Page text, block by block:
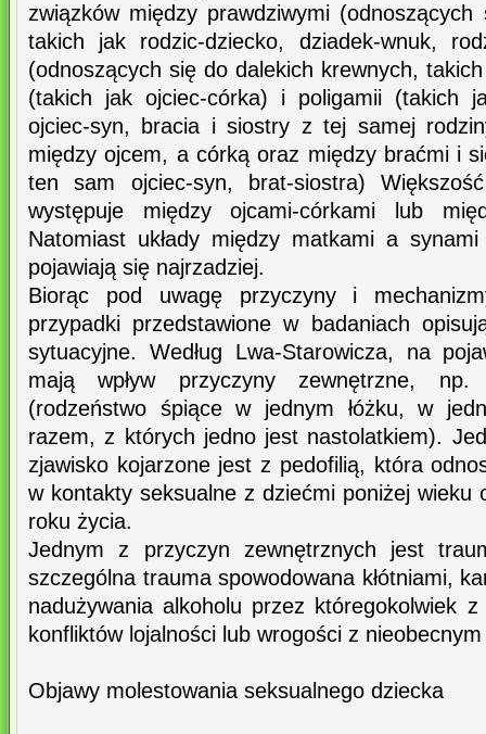
związków między prawdziwymi
takich jak rodzic-dziecko, dziadek-wnuk,
(odnoszących się do dalekich krewnych,
(takich jak ojciec-córka) i poligamii (takich
ojciec-syn, bracia i siostry z tej samej
między ojcem, a córką oraz między braćmi i
ten sam ojciec-syn, brat-siostra)
występuje między ojcami-córkami lub
Natomiast układy między matkami a
pojawiają się najrzadziej.
Biorąc pod uwagę przyczyny i
przypadki przedstawione w badaniach
sytuacyjne. Według Lwa-Starowicza, na
mają wpływ przyczyny zewnętrzne,
(rodzeństwo śpiące w jednym łóżku, w
razem, z których jedno jest nastolatkiem).
zjawisko kojarzone jest z pedofilią, która
w kontakty seksualne z dziećmi poniżej wieku
roku życia.
Jednym z przyczyn zewnętrznych jest
szczególna trauma spowodowana kłótniami,
nadużywania alkoholu przez któregokolwiek
konfliktów lojalności lub wrogości z
Objawy molestowania seksualnego dziecka